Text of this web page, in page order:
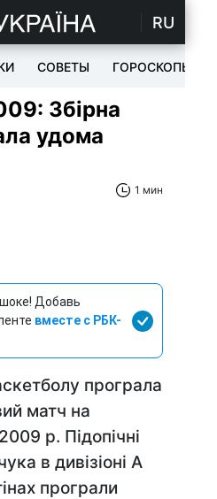
RU
СОВЕТЫ ГОРОСКОПЫ
Збірна
удома
1 мин
шоке! Добавь
вместе с РБК-
програла
матч на
р. Підопічні
в дивізіоні А
програли